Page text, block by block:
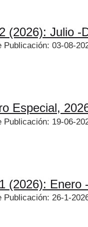
(2026): Julio -
Publicación: 03-08-
Especial,
Publicación: 19-06-
(2026): Enero
Publicación: 26-1-